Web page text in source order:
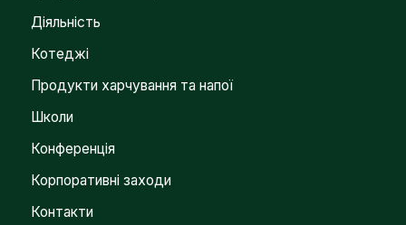
Діяльність
Котеджі
Продукти харчування та напої
Школи
Конференція
Корпоративні заходи
Контакти